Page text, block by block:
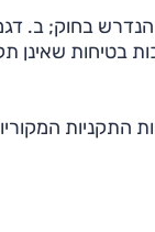
בחוק; ב.
שאינן